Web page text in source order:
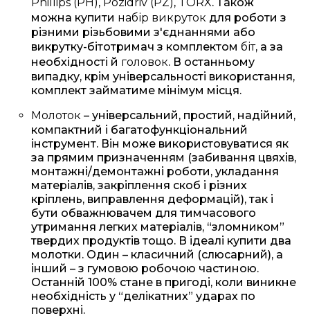
можна купити набір викруток для роботи з
різними різьбовими з'єднаннями або
викрутку-бітотримач з комплектом біт, а за
необхідності й головок. В останньому
випадку, крім універсальності використання,
комплект займатиме мінімум місця.
Молоток – універсальний, простий, надійний,
компактний і багатофункціональний
інструмент. Він може використовуватися як
за прямим призначенням (забивання цвяхів,
монтажні/демонтажні роботи, укладання
матеріалів, закріплення скоб і різних
кріплень, виправлення деформацій), так і
бути обважнювачем для тимчасового
утримання легких матеріалів, “зломником”
твердих продуктів тощо. В ідеалі купити два
молотки. Один – класичний (слюсарний), а
інший – з гумовою робочою частиною.
Останній 100% стане в пригоді, коли виникне
необхідність у “делікатних” ударах по
поверхні.